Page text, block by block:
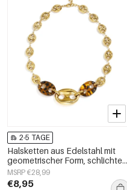
2-5 TAGE
Halsketten aus Edelstahl mit
geometrischer Form, schlichte
Alltags-Serie, Damenschmuck
MSRP €28,99
€8,95